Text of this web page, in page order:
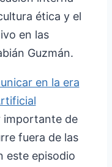
ética y el
en las
Guzmán.
en la era
importante de
fuera de las
este episodio